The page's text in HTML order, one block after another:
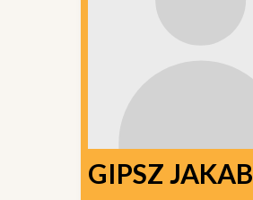
GIPSZ JAKAB